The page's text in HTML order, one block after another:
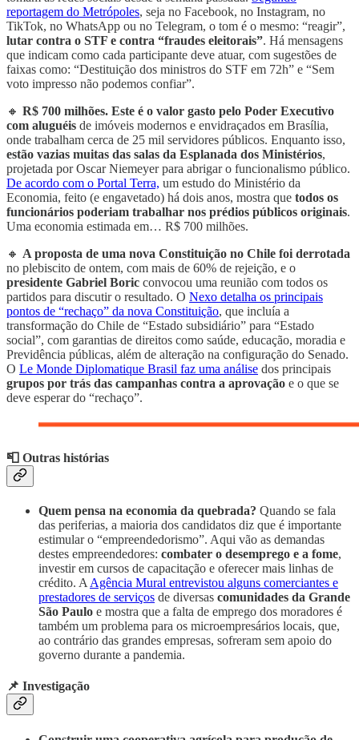
reportagem do Metrópoles, seja no Facebook, no Instagram, no
TikTok, no WhatsApp ou no Telegram, o tom é o mesmo: “reagir”,
lutar contra o STF e contra “fraudes eleitorais”. Há mensagens
que indicam como cada participante deve atuar, com sugestões de
faixas como: “Destituição dos ministros do STF em 72h” e “Sem
voto impresso não podemos confiar”.
🔸 R$ 700 milhões. Este é o valor gasto pelo Poder Executivo
com aluguéis de imóveis modernos e envidraçados em Brasília,
onde trabalham cerca de 25 mil servidores públicos. Enquanto isso,
estão vazias muitas das salas da Esplanada dos Ministérios,
projetada por Oscar Niemeyer para abrigar o funcionalismo público.
De acordo com o Portal Terra, um estudo do Ministério da
Economia, feito (e engavetado) há dois anos, mostra que todos os
funcionários poderiam trabalhar nos prédios públicos originais.
Uma economia estimada em… R$ 700 milhões.
🔸 A proposta de uma nova Constituição no Chile foi derrotada
no plebiscito de ontem, com mais de 60% de rejeição, e o
presidente Gabriel Boric convocou uma reunião com todos os
partidos para discutir o resultado. O Nexo detalha os principais
pontos de “rechaço” da nova Constituição, que incluía a
transformação do Chile de “Estado subsidiário” para “Estado
social”, com garantias de direitos como saúde, educação, moradia e
Previdência públicas, além de alteração na configuração do Senado.
O Le Monde Diplomatique Brasil faz uma análise dos principais
grupos por trás das campanhas contra a aprovação e o que se
deve esperar do “rechaço”.
📮 Outras histórias
Quem pensa na economia da quebrada? Quando se fala
das periferias, a maioria dos candidatos diz que é importante
estimular o “empreendedorismo”. Aqui vão as demandas
destes empreendedores: combater o desemprego e a fome,
investir em cursos de capacitação e oferecer mais linhas de
crédito. A Agência Mural entrevistou alguns comerciantes e
prestadores de serviços de diversas comunidades da Grande
São Paulo e mostra que a falta de emprego dos moradores é
também um problema para os microempresários locais, que,
ao contrário das grandes empresas, sofreram sem apoio do
governo durante a pandemia.
📌 Investigação